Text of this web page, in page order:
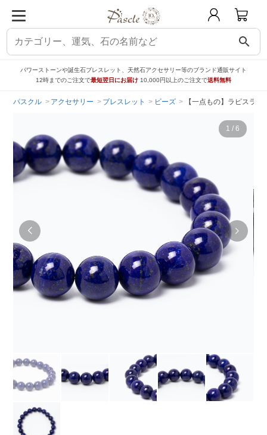
search
パワーストーンや誕生石ブレスレット、天然石アクセサリー等のブランド通販サイト
12時までのご注文で最短翌日にお届け 10,000円以上のご注文で送料無料
パスクル アクセサリー ブレスレット ビーズ 【一点もの】ラピスラ
1 / 6